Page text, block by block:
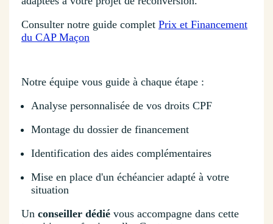
Consulter notre guide complet Prix et Financement
du CAP Maçon
Notre équipe vous guide à chaque étape :
Analyse personnalisée de vos droits CPF
Montage du dossier de financement
Identification des aides complémentaires
Mise en place d'un échéancier adapté à votre
situation
Un conseiller dédié vous accompagne dans cette